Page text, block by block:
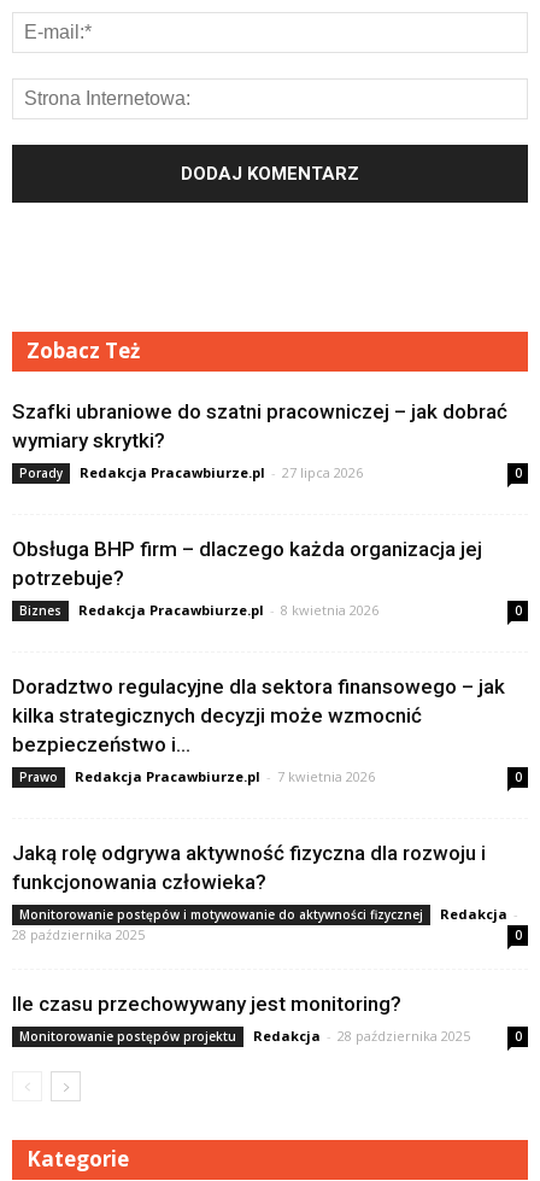
Zobacz Też
Szafki ubraniowe do szatni pracowniczej – jak dobrać
wymiary skrytki?
Porady Redakcja Pracawbiurze.pl - 27 lipca 2026 0
Obsługa BHP firm – dlaczego każda organizacja jej
potrzebuje?
Biznes Redakcja Pracawbiurze.pl - 8 kwietnia 2026 0
Doradztwo regulacyjne dla sektora finansowego – jak
kilka strategicznych decyzji może wzmocnić
bezpieczeństwo i...
Prawo Redakcja Pracawbiurze.pl - 7 kwietnia 2026 0
Jaką rolę odgrywa aktywność fizyczna dla rozwoju i
funkcjonowania człowieka?
Monitorowanie postępów i motywowanie do aktywności fizycznej Redakcja -
28 października 2025
0
Ile czasu przechowywany jest monitoring?
Monitorowanie postępów projektu Redakcja - 28 października 2025 0
Kategorie